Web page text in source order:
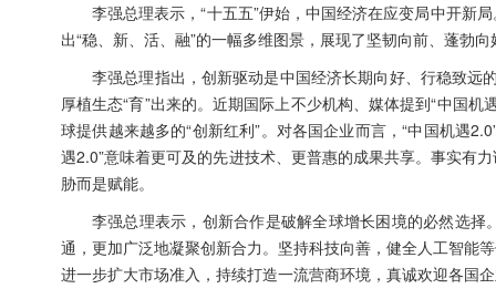
李强总理表示，“十五五”伊始，中国经济在应变局中开新
出“稳、新、活、融”的一幅多维图景，展现了坚韧向前、蓬勃
李强总理指出，创新驱动是中国经济长期向好、行稳致远
厚植生态“育”出来的。近期国际上不少机构、媒体提到“中国
球提供越来越多的“创新红利”。对各国企业而言，“中国机遇
遇2.0”意味着更可及的先进技术、更普惠的成果共享。事实有
胁而是赋能。
李强总理表示，创新合作是破解全球增长困境的必然选
通，更加广泛地凝聚创新合力。坚持科技向善，健全人工智能
进一步扩大市场准入，持续打造一流营商环境，真诚欢迎各国